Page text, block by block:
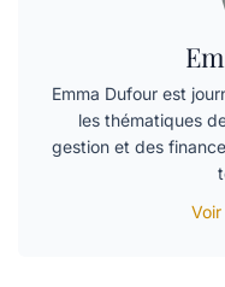
Emma Dufour est
les thématiques
gestion et des